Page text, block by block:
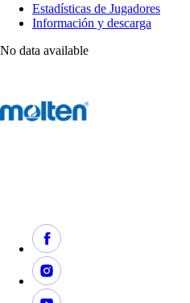
Estadísticas de Jugadores
Información y descarga
No data available